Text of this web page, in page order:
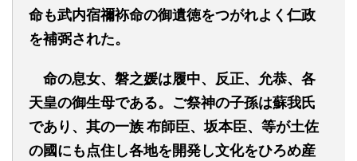
命も武内宿禰袮命の御遺徳をつがれよく仁政
を補弼された。
命の息女、磐之媛は履中、反正、允恭、各
天皇の御生母である。ご祭神の子孫は蘇我氏
であり、其の一族布師臣、坂本臣、等が土佐
の國にも点住し各地を開発し文化をひろめ産